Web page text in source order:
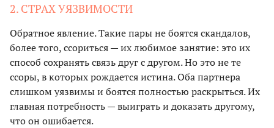
2. СТРАХ УЯЗВИМОСТИ
Обратное явление. Такие пары не боятся скандалов,
более того, ссориться — их любимое занятие: это их
способ сохранять связь друг с другом. Но это не те
ссоры, в которых рождается истина. Оба партнера
слишком уязвимы и боятся полностью раскрыться. Их
главная потребность — выиграть и доказать другому,
что он ошибается.